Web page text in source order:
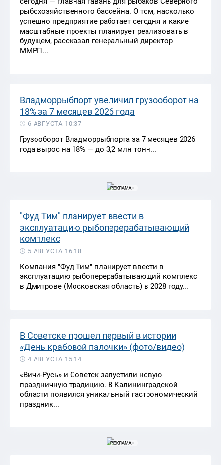
рыбохозяйственного бассейна. О том, насколько
успешно предприятие работает сегодня и какие
масштабные проекты планирует реализовать в
будущем, рассказал генеральный директор
ММРП...
Владморрыбпорт увеличил грузооборот на
18% за 7 месяцев 2026 года
6 АВГУСТА 10:37
Грузооборот Владморрыбпорта за 7 месяцев 2026
года вырос на 18% — до 3,2 млн тонн...
"Фуд Тим" планирует ввести в
эксплуатацию рыбоперерабатывающий
комплекс
5 АВГУСТА 16:18
Компания "Фуд Тим" планирует ввести в
эксплуатацию рыбоперерабатывающий комплекс
в Дмитрове (Московская область) в 2028 году...
В Советске прошел первый в истории
«День крабовой палочки» (фото/видео)
4 АВГУСТА 15:14
«Вичи-Русь» и Советск запустили новую
праздничную традицию. В Калининградской
области появился уникальный гастрономический
праздник...